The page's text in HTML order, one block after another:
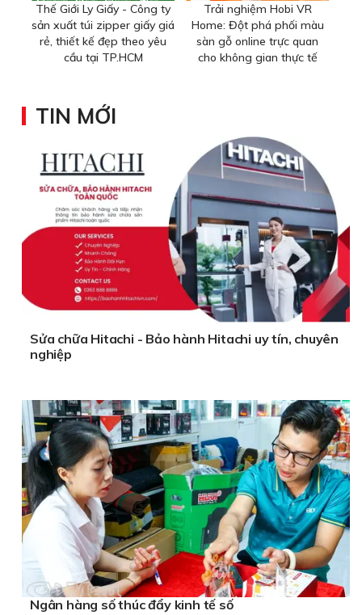
Thế Giới Ly Giấy - Công ty
sản xuất túi zipper giấy giá
rẻ, thiết kế đẹp theo yêu
cầu tại TP.HCM
Trải nghiệm Hobi VR
Home: Đột phá phối màu
sàn gỗ online trực quan
cho không gian thực tế
TIN MỚI
Sửa chữa Hitachi - Bảo hành Hitachi uy tín, chuyên
nghiệp
Ngân hàng số thúc đẩy kinh tế số